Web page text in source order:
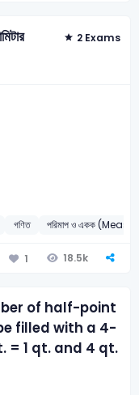
2 Exams
গণিত পরিমাপ ও একক
1 18.5k
of half-point
filled with a 4-
= 1 qt. and 4 qt.